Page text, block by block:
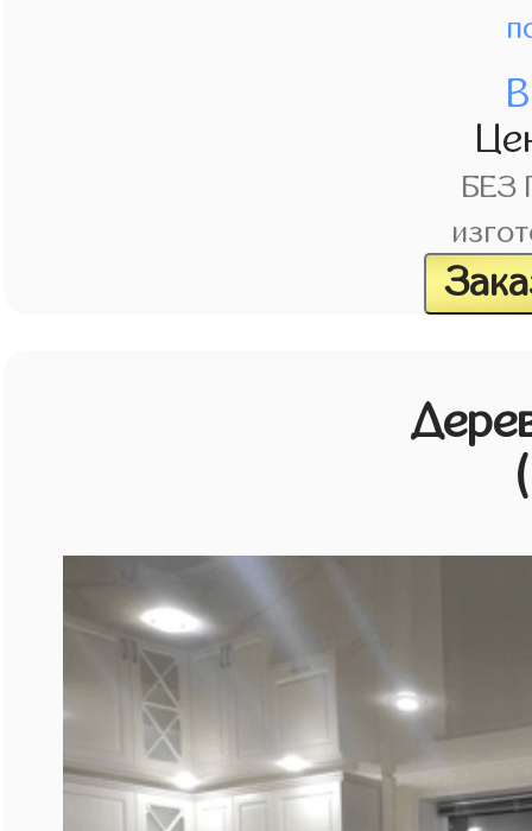
БЕЗ